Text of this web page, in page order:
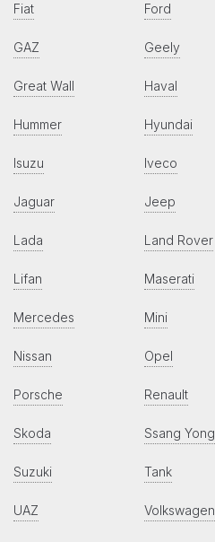
Fiat Ford
GAZ Geely
Great Wall Haval
Hummer Hyundai
Isuzu Iveco
Jaguar Jeep
Lada Land Rover
Lifan Maserati
Mercedes Mini
Nissan Opel
Porsche Renault
Skoda Ssang Yong
Suzuki Tank
UAZ Volkswagen